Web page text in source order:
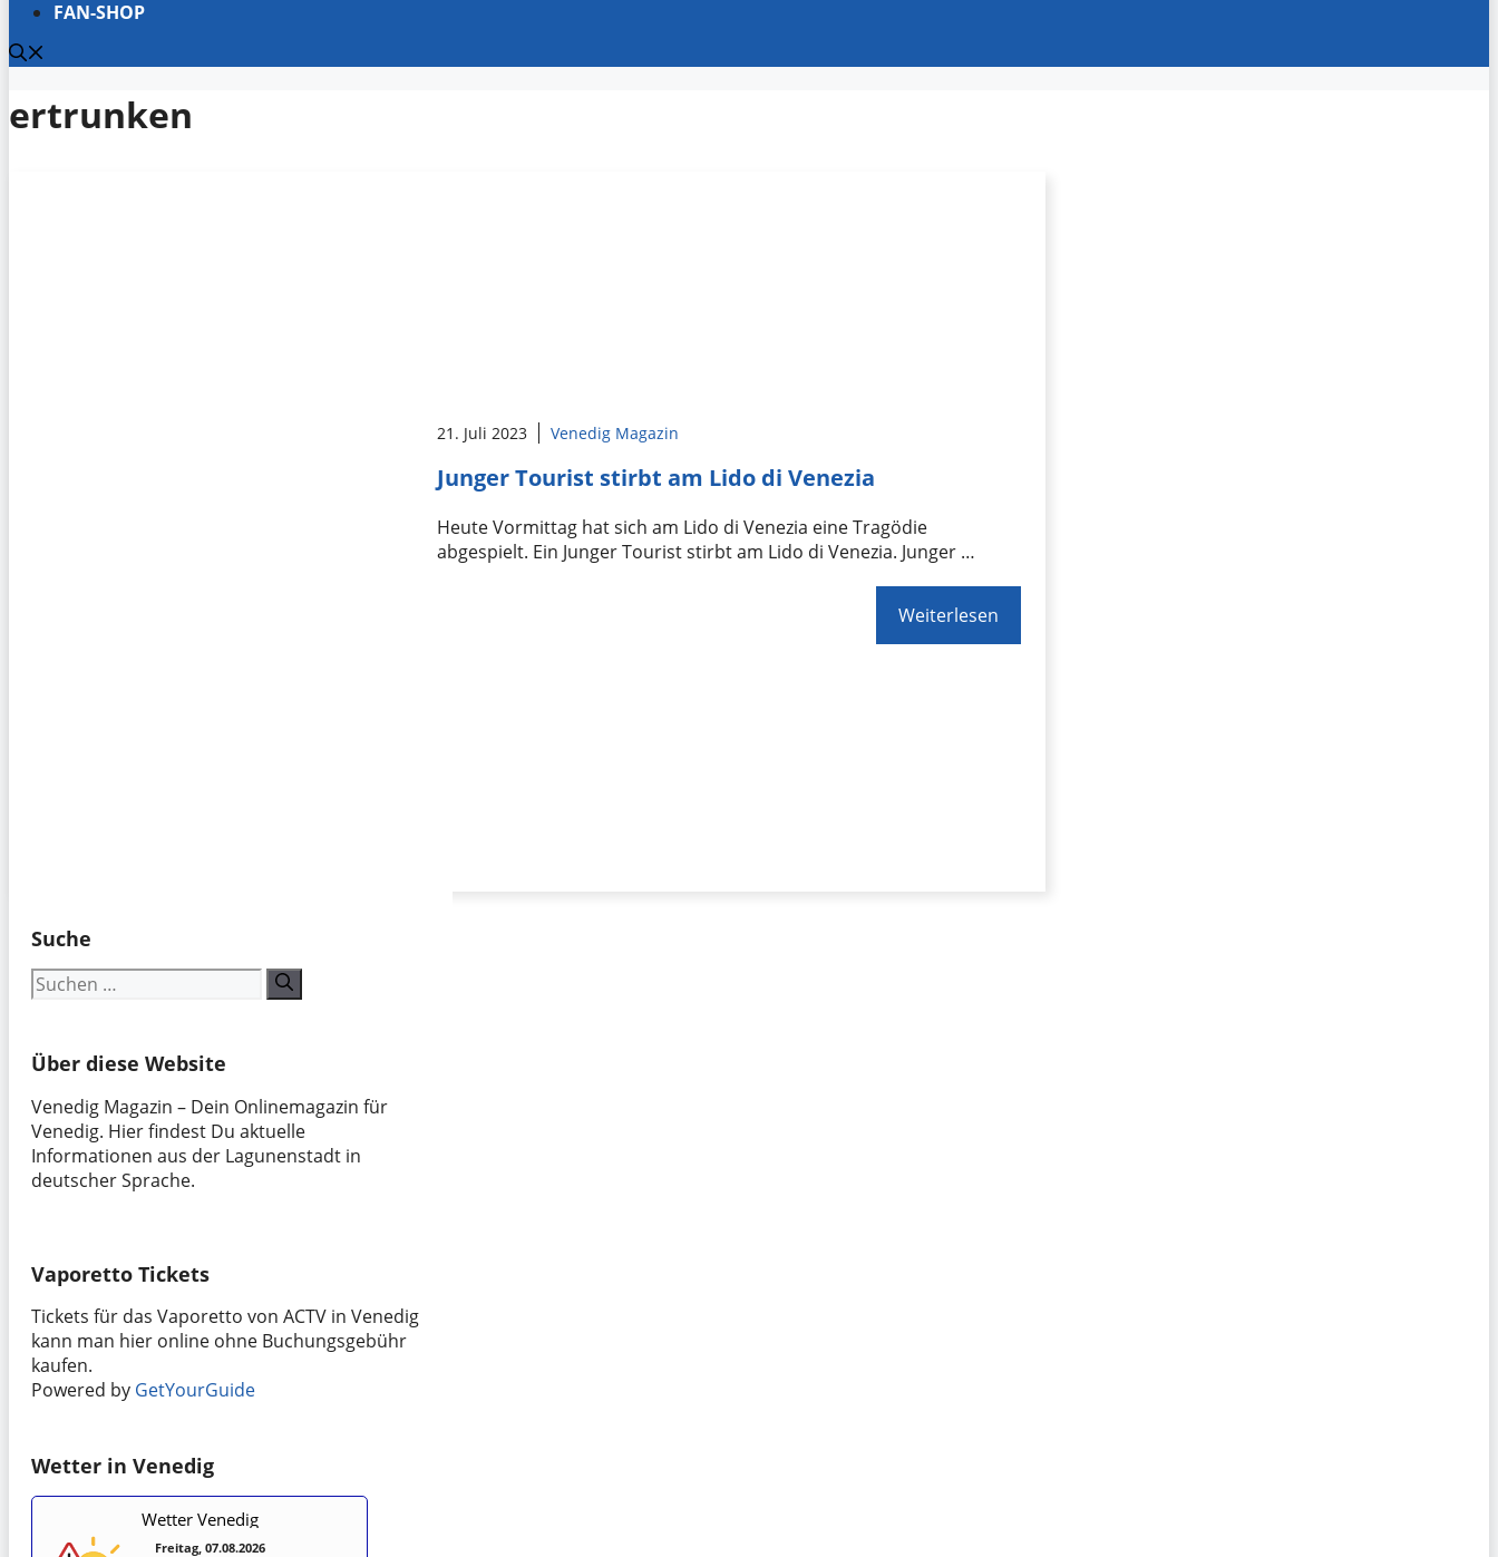
FAN-SHOP
ertrunken
21. Juli 2023 Venedig Magazin
Junger Tourist stirbt am Lido di Venezia
Heute Vormittag hat sich am Lido di Venezia eine Tragödie
abgespielt. Ein Junger Tourist stirbt am Lido di Venezia. Junger …
Weiterlesen
Suche
Suchen
nach:
Über diese Website
Venedig Magazin – Dein Onlinemagazin für
Venedig. Hier findest Du aktuelle
Informationen aus der Lagunenstadt in
deutscher Sprache.
Vaporetto Tickets
Tickets für das Vaporetto von ACTV in Venedig
kann man hier online ohne Buchungsgebühr
kaufen.
Powered by GetYourGuide
Wetter in Venedig
Wetter Venedig
Freitag, 07.08.2026